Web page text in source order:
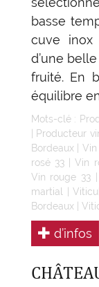
basse
cuve inox
d’une
fruité. En
équilibre
Mots-clé :
Producteur
Bordeaux|
rosé 33 |Vin
Vin rouge 33
martial|
Bordeaux|
d’infos